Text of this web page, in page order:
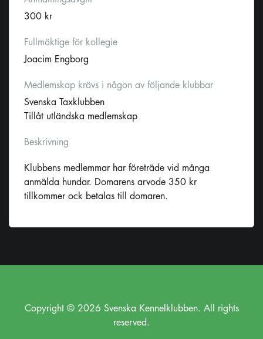
300 kr
Fullmäktige för kollegie
Joacim Engborg
Medlemskap krävs i någon av följande klubbar
Svenska Taxklubben
Tillåt utländska medlemskap
Beskrivning
Klubbens medlemmar har företräde vid många
anmälda hundar. Domarens arvode 350 kr
tillkommer ock betalas till domaren.
Copyright © 2026 Svenska Kennelklubben. All rights
reserved.